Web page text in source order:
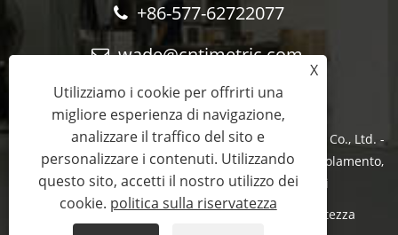
+86-577-62722077
wade@cntimetric.com
Copyright © 2022 Wenzhou Shuyi Import and Export Co., Ltd. -
Interruttore automatico sottovuoto, interruttore di isolamento,
interruttore di carico - Tutti i diritti riservati
Links
Sitemap RSS XML politica sulla riservatezza
X
Utilizziamo i cookie per offrirti una
migliore esperienza di navigazione,
analizzare il traffico del sito e
personalizzare i contenuti. Utilizzando
questo sito, accetti il ​​nostro utilizzo dei
cookie. politica sulla riservatezza